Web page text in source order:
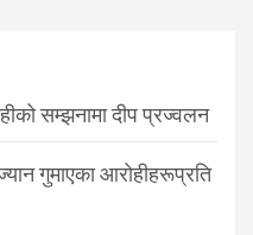
सम्झनामा दीप प्रज्वलन
गुमाएका आरोहीहरूप्रति